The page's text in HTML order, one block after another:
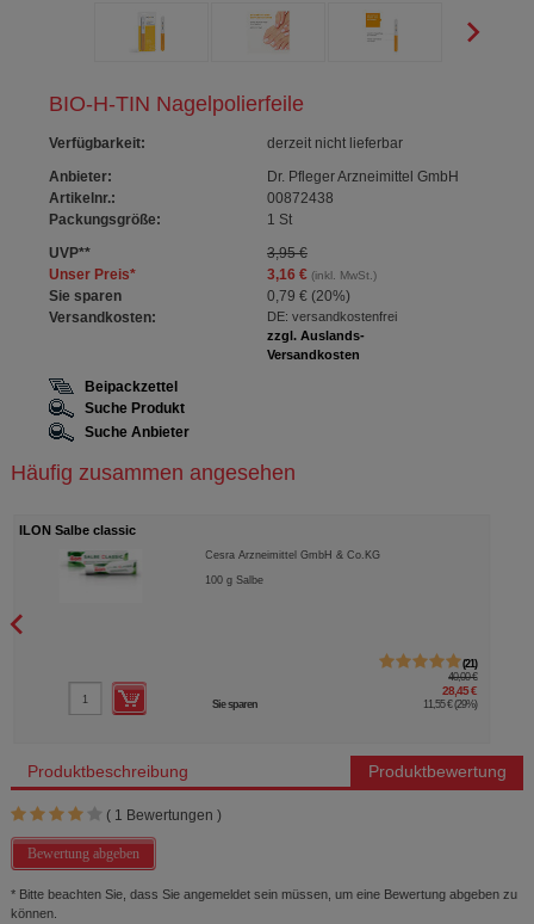
BIO-H-TIN Nagelpolierfeile
Verfügbarkeit:
derzeit nicht lieferbar
Anbieter:
Dr. Pfleger Arzneimittel GmbH
Artikelnr.:
00872438
Packungsgröße:
1 St
UVP**
3,95 €
Unser Preis* 3,16 €(inkl. MwSt.)
Sie sparen 0,79 € (20%)
Versandkosten:
DE: versandkostenfrei
zzgl. Auslands-
Versandkosten
Beipackzettel
Suche Produkt
Suche Anbieter
Häufig zusammen angesehen
ILON Salbe classic
Cesra Arzneimittel GmbH & Co.KG
100g Salbe
21
40,00 €
28,45 €
Sie sparen 11,55 € (29%)
Produktbeschreibung Produktbewertung
( 1 Bewertungen )
Bewertung abgeben
* Bitte beachten Sie, dass Sie angemeldet sein müssen, um eine Bewertung abgeben zu
können.